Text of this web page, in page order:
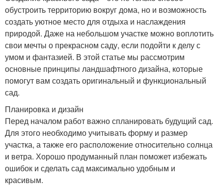
обустроить территорию вокруг дома, но и возможность
создать уютное место для отдыха и наслаждения
природой. Даже на небольшом участке можно воплотить
свои мечты о прекрасном саду, если подойти к делу с
умом и фантазией. В этой статье мы рассмотрим
основные принципы ландшафтного дизайна, которые
помогут вам создать оригинальный и функциональный
сад.
Планировка и дизайн
Перед началом работ важно спланировать будущий сад.
Для этого необходимо учитывать форму и размер
участка, а также его расположение относительно солнца
и ветра. Хорошо продуманный план поможет избежать
ошибок и сделать сад максимально удобным и
красивым.